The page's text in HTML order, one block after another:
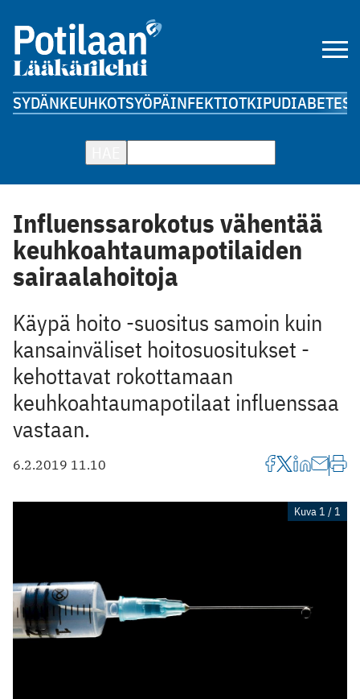
SYDÄNKEUHKOTSYÖPÄINFEKTIOTKIPUDIABETES
Influenssarokotus vähentää
keuhkoahtauma­potilaiden
sairaalahoitoja
Käypä hoito -suositus samoin kuin
kansainväliset hoitosuositukset ­
kehottavat rokottamaan
keuhkoahtaumapotilaat influenssaa
vastaan.
6.2.2019 11.10
Kuva 1 / 1